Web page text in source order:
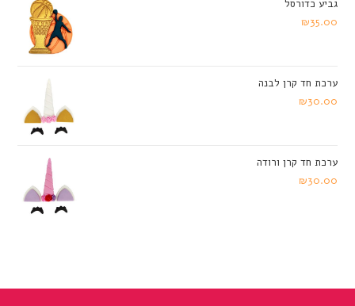
גביע כדורסל
₪35.00
ערכת חד קרן לבנה
₪30.00
ערכת חד קרן ורודה
₪30.00